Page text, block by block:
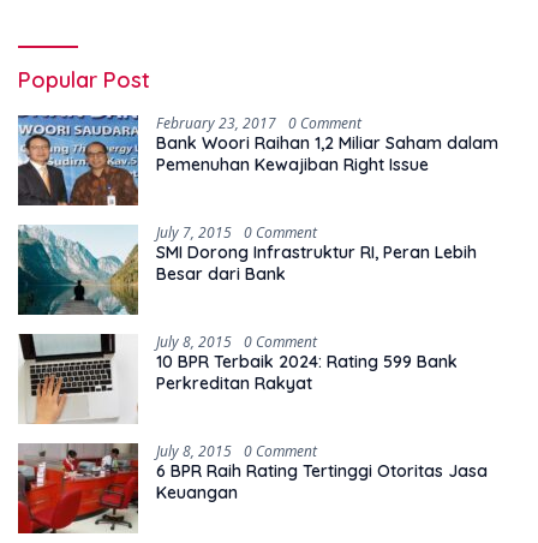
Popular Post
February 23, 2017 0 Comment
Bank Woori Raihan 1,2 Miliar Saham dalam
Pemenuhan Kewajiban Right Issue
July 7, 2015 0 Comment
SMI Dorong Infrastruktur RI, Peran Lebih
Besar dari Bank
July 8, 2015 0 Comment
10 BPR Terbaik 2024: Rating 599 Bank
Perkreditan Rakyat
July 8, 2015 0 Comment
6 BPR Raih Rating Tertinggi Otoritas Jasa
Keuangan